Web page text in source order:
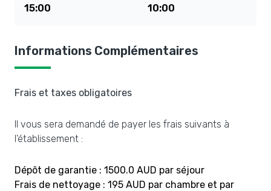
15:00
10:00
Informations Complémentaires
Frais et taxes obligatoires
Il vous sera demandé de payer les frais suivants à
l'établissement :
Dépôt de garantie : 1500.0 AUD par séjour
Frais de nettoyage : 195 AUD par chambre et par